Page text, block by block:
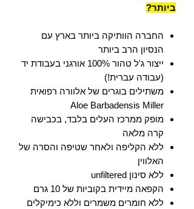
ביותר?
החברה הוותיקה ביותר בארץ עם
הנסיון הרב ביותר
ייצור ג'ל טהור 100% אורגני בעבודת יד
(עבודה עברית!)
משתילים בוגרים של אלוורה רפואית
Aloe Barbadensis Miller
מופק ממרכז העלים בלבד, בכבישה
קרה מלאה
ללא הקליפה ולאחר שטיפה והסרה של
האלווין
ללא סינון unfiltered
הקפאה מיידית בקוביות של 10 גרם
ללא חומרים משמרים וללא כימיקלים